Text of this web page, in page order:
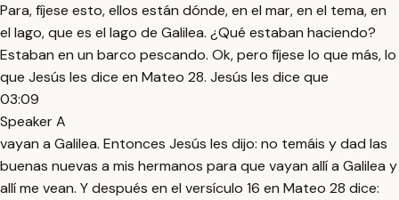
Para, fíjese esto, ellos están dónde, en el mar, en el tema, en
el lago, que es el lago de Galilea. ¿Qué estaban haciendo?
Estaban en un barco pescando. Ok, pero fíjese lo que más, lo
que Jesús les dice en Mateo 28. Jesús les dice que
03:09
Speaker A
vayan a Galilea. Entonces Jesús les dijo: no temáis y dad las
buenas nuevas a mis hermanos para que vayan allí a Galilea y
allí me vean. Y después en el versículo 16 en Mateo 28 dice: